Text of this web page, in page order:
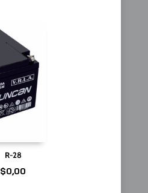
R-28
$0,00